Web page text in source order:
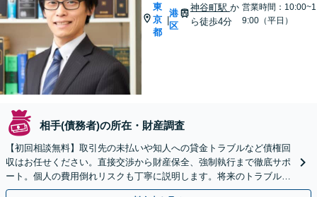
東
京
都
|
港
区
神谷町駅 か
ら徒歩4分
営業時間：10:00~1
9:00（平日）
相手(債務者)の所在・財産調査
【初回相談無料】取引先の未払いや知人への貸金トラブルなど債権回
収はお任せください。直接交渉から財産保全、強制執行まで徹底サポ
ート。個人の費用倒れリスクも丁寧に説明します。将来のトラブルを
防ぐ法人向け顧問対応も可能。まずはお気軽にご相談を。